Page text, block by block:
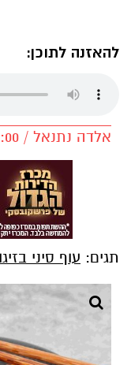
להאזנה לתוכן:
אלדה נתנאל / 09:00 18.07.25
תגים: עוף סיני